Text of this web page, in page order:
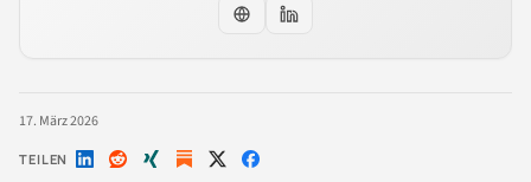
17. März 2026
TEILEN Auf Auf Auf Auf Auf